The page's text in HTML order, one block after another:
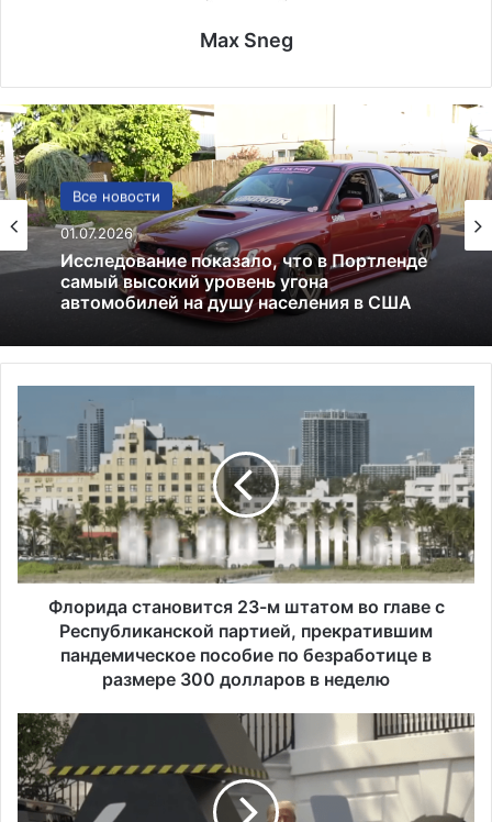
Max Sneg
Все новости
01.07.2026
Исследование показало, что в Портленде
самый высокий уровень угона
автомобилей на душу населения в США
США
13.06.2025
Америка имеет огромный избыток сыра
л
о
р
и
д
а
с
т
т
с
я
2
3
Флорида становится 23-м штатом во главе с
Республиканской партией, прекратившим
пандемическое пособие по безработице в
размере 300 долларов в неделю
В
н
о
в
о